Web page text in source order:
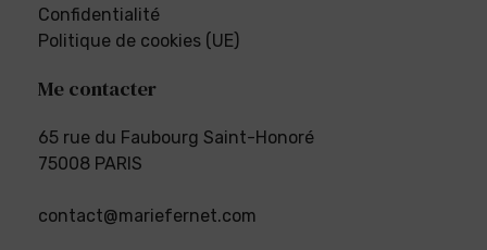
Confidentialité
Politique de cookies (UE)
Me contacter
65 rue du Faubourg Saint-Honoré
75008 PARIS
contact@mariefernet.com